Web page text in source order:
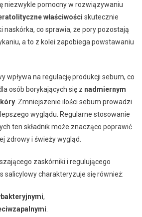
niezwykle pomocny w rozwiązywaniu
właściwości skutecznie
co sprawia, że pory pozostają
a to z kolei zapobiega powstawaniu
wpływa na regulację produkcji sebum, co
osób borykających się z nadmiernym
. Zmniejszenie ilości sebum prowadzi
wyglądu. Regularne stosowanie
ten składnik może znacząco poprawić
zdrowy i świeży wygląd.
zaskórniki i regulującego
salicylowy charakteryzuje się również:
,
.